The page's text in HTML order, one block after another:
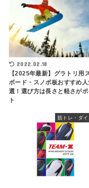
2022.02.18
【2025年最新】グラトリ用
ボード・スノボ板おすすめ
選！選び方は長さと軽さが
ト
筋トレ・ダイ